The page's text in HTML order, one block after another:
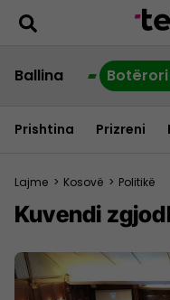
Ballina
Prishtina Prizreni
Lajme > Kosovë > Politikë
​Kuvendi